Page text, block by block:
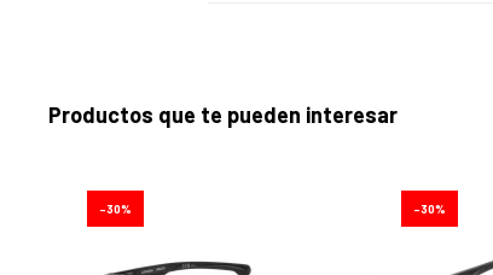
Productos que te pueden interesar
30 30